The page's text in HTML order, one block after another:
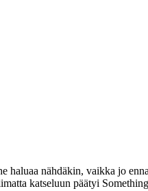
haluaa nähdäkin, vaikka jo
katseluun päätyi